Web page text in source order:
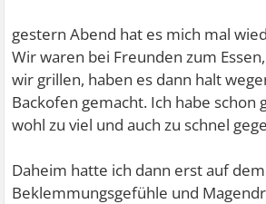
gestern Abend hat es mich mal
Wir waren bei Freunden zum
wir grillen, haben es dann halt
Backofen gemacht. Ich habe schon
wohl zu viel und auch zu schnel
Daheim hatte ich dann erst auf
Beklemmungsgefühle und